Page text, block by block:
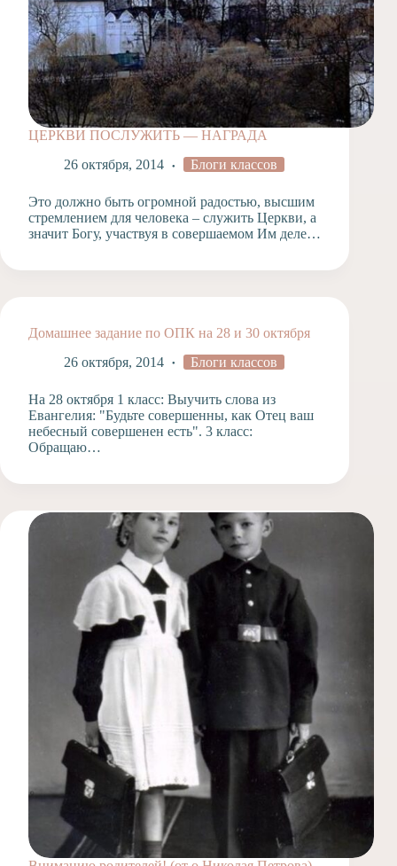
ЦЕРКВИ ПОСЛУЖИТЬ — НАГРАДА
26 октября, 2014
Блоги классов
Это должно быть огромной радостью, высшим
стремлением для человека – служить Церкви, а
значит Богу, участвуя в совершаемом Им деле…
Домашнее задание по ОПК на 28 и 30 октября
26 октября, 2014
Блоги классов
На 28 октября 1 класс: Выучить слова из
Евангелия: "Будьте совершенны, как Отец ваш
небесный совершенен есть". 3 класс:
Обращаю…